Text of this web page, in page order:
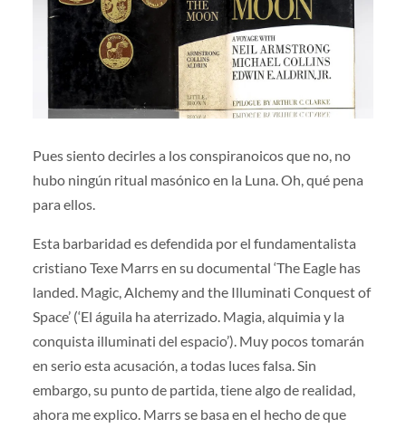
Pues siento decirles a los conspiranoicos que no, no
hubo ningún ritual masónico en la Luna. Oh, qué pena
para ellos.
Esta barbaridad es defendida por el fundamentalista
cristiano Texe Marrs en su documental ‘The Eagle has
landed. Magic, Alchemy and the Illuminati Conquest of
Space’ (‘El águila ha aterrizado. Magia, alquimia y la
conquista illuminati del espacio’). Muy pocos tomarán
en serio esta acusación, a todas luces falsa. Sin
embargo, su punto de partida, tiene algo de realidad,
ahora me explico. Marrs se basa en el hecho de que